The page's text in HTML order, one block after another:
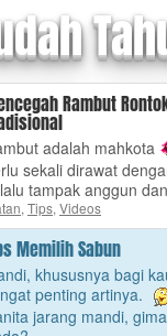
Rambut
adalah mahkota
sekali dirawat
tampak anggun
, Tips, Videos
Memilih Sabun
khususnya bagi
penting artinya.
jarang mandi,